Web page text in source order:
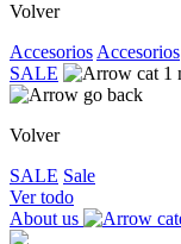
Volver
Accesorios Accesorios
SALE
Volver
SALE Sale
Ver todo
About us